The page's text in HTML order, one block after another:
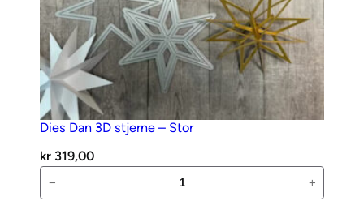
Dies Dan 3D stjerne – Stor
kr 319,00
Dan
− +